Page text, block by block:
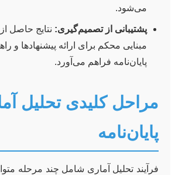
می‌شود.
پشتیبانی از تصمیم‌گیری: نتایج حاصل
مبنایی محکم برای ارائه پیشنهادها و
پایان‌نامه فراهم می‌آورد.
مراحل کلیدی تحلیل
پایان‌نامه
فرآیند تحلیل آماری شامل چند مرحله